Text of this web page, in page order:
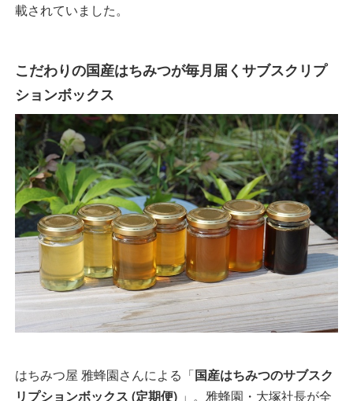
載されていました。
こだわりの国産はちみつが毎月届くサブスクリプ
ションボックス
はちみつ屋 雅蜂園さんによる「国産はちみつのサブスク
リプションボックス (定期便) 」。雅蜂園・大塚社長が全